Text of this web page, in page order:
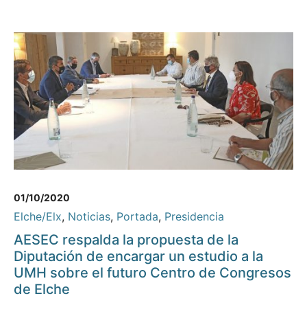
01/10/2020
Elche/Elx, Noticias, Portada, Presidencia
AESEC respalda la propuesta de la
Diputación de encargar un estudio a la
UMH sobre el futuro Centro de Congresos
de Elche